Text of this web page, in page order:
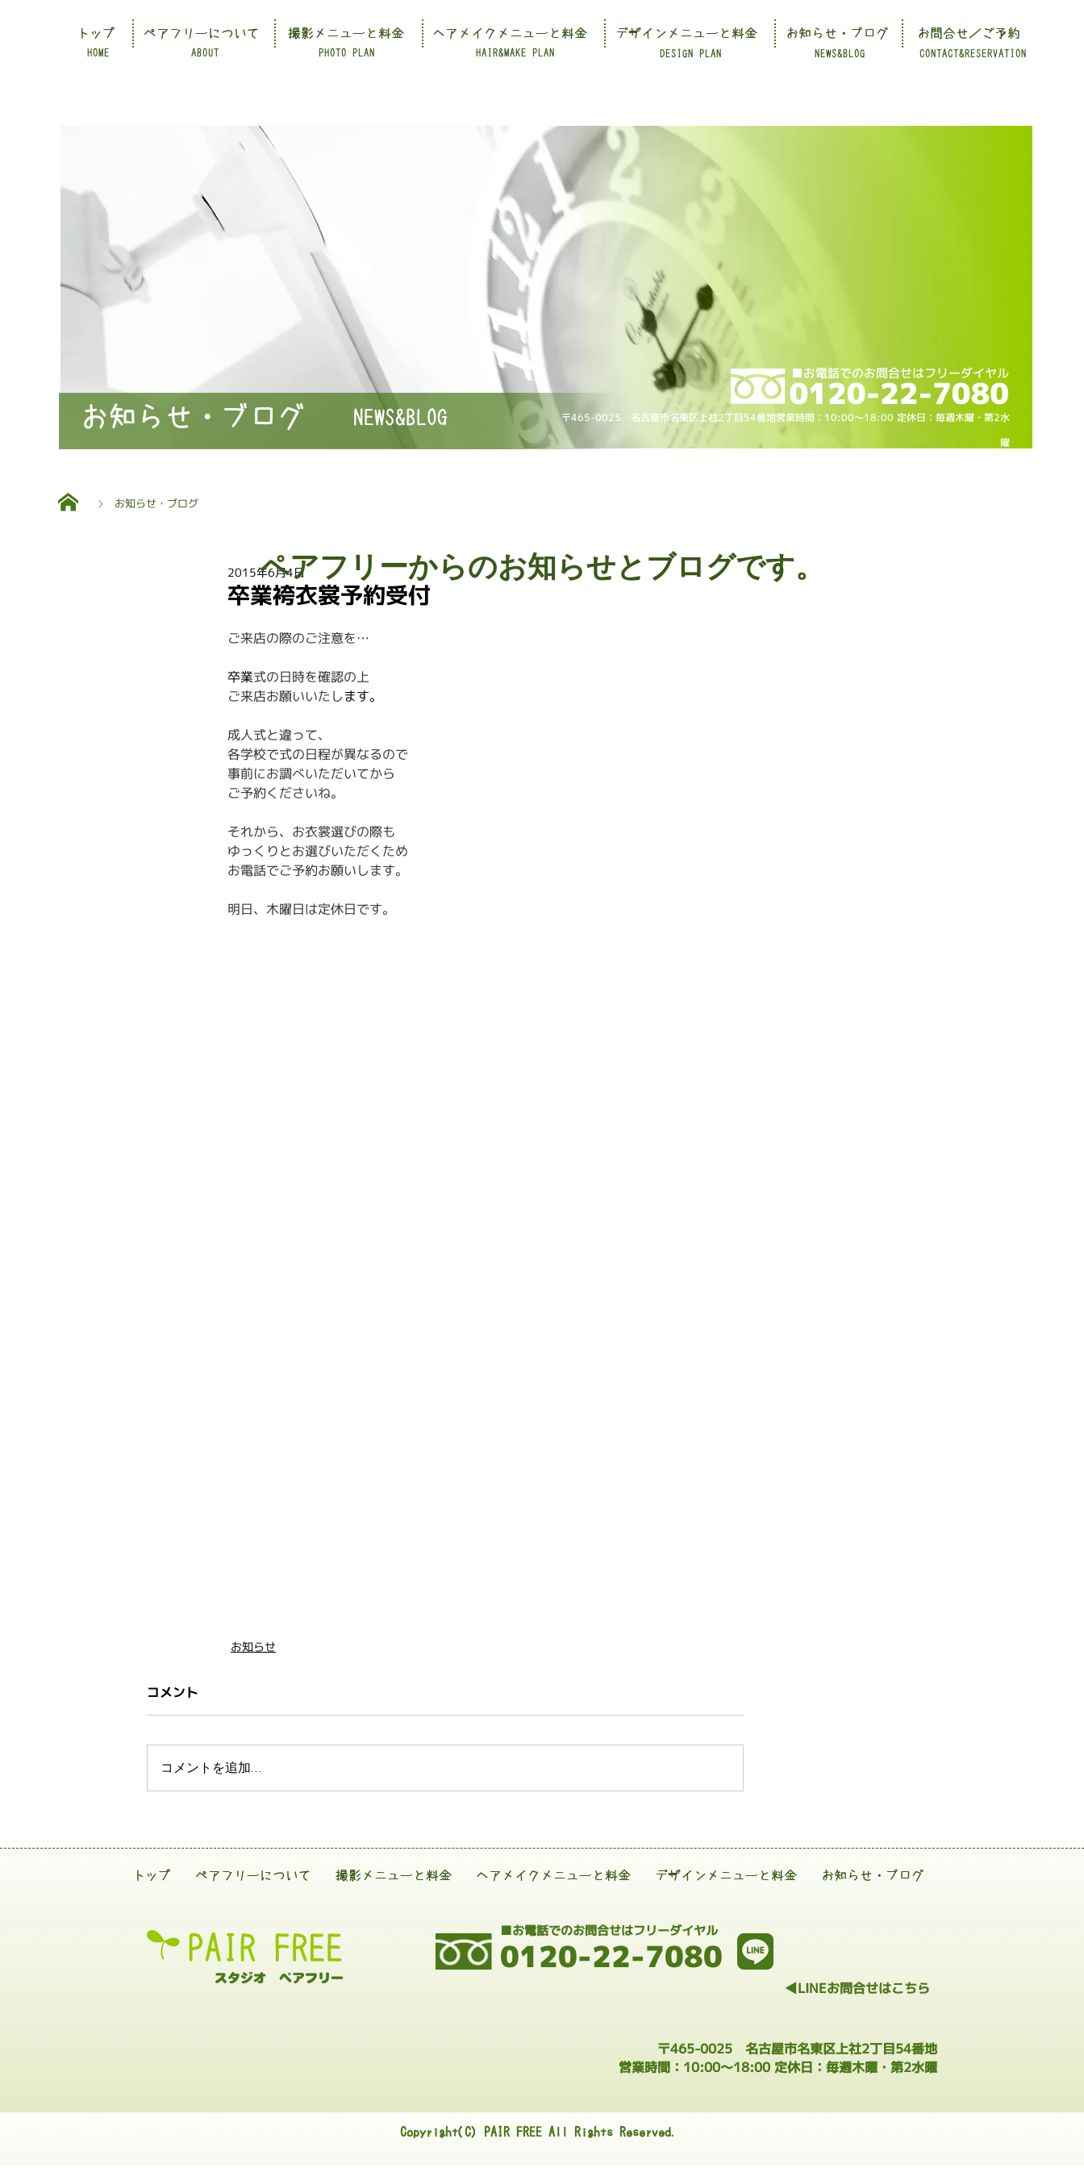
CONTACT&RESERVATION
HOME ABOUT PHOTO PLAN HAIR&MAKE PLAN DESIGN PLAN NEWS&BLOG
トップ ペアフリーについて 撮影メニューと料金 ヘアメイクメニューと料金 デザインメニューと料金 お知らせ・ブログ お問合せ／ご予約
〒465-0025 名古屋市名東区上社2丁目54番地営業時間：10:00～18:00 定休日：毎週木曜・第2水
曜
NEWS&BLOG
お知らせ・ブログ
お知らせ・ブログ
卒業袴衣裳予約受付
2015年6月4日
ご来店の際のご注意を…
卒業式の日時を確認の上
ご来店お願いいたします。
成人式と違って、
各学校で式の日程が異なるので
事前にお調べいただいてから
ご予約くださいね。
それから、お衣裳選びの際も
ゆっくりとお選びいただくため
お電話でご予約お願いします。
明日、木曜日は定休日です。
お知らせ
コメント
コメントを追加…
ペアフリーからのお知らせとブログです。
トップ ペアフリーについて 撮影メニューと料金 ヘアメイクメニューと料金 デザインメニューと料金 お知らせ・ブログ
0120-22-7080
■お電話でのお問合せはフリーダイヤル
◀LINEお問合せはこちら
〒465-0025 名古屋市名東区上社2丁目54番地
営業時間：10:00～18:00 定休日：毎週木曜・第2水曜
Copyright(C) PAIR FREE All Rights Reserved.